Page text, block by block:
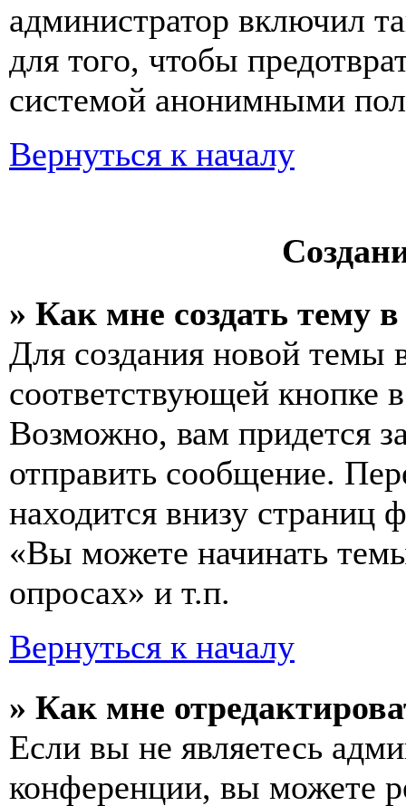
администратор включил
для того, чтобы
системой анонимными
Вернуться к началу
» Как мне создать тему
Для создания новой темы
соответствующей кнопке
Возможно, вам придется
отправить сообщение.
находится внизу
«Вы можете начинать
опросах» и т.п.
Вернуться к началу
» Как мне
Если вы не являетесь
конференции, вы можете